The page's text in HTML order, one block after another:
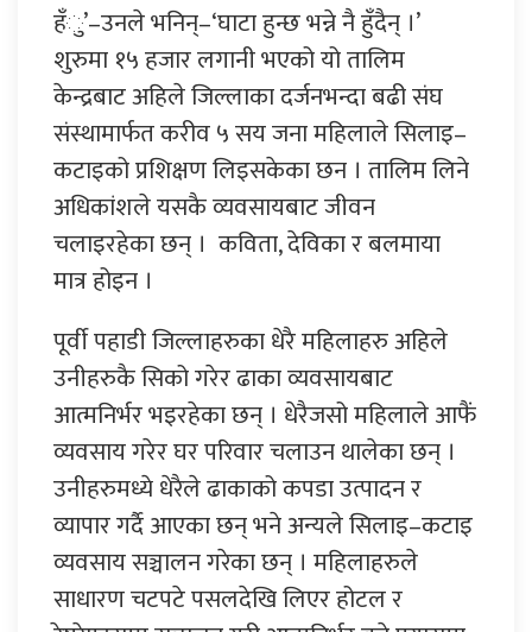
हँु’–उनले भनिन्–‘घाटा हुन्छ भन्ने नै हुँदैन् ।’
शुरुमा १५ हजार लगानी भएको यो तालिम
केन्द्रबाट अहिले जिल्लाका दर्जनभन्दा बढी संघ
संस्थामार्फत करीव ५ सय जना महिलाले सिलाइ–
कटाइको प्रशिक्षण लिइसकेका छन । तालिम लिने
अधिकांशले यसकै व्यवसायबाट जीवन
चलाइरहेका छन् । कविता, देविका र बलमाया
मात्र होइन ।
पूर्वी पहाडी जिल्लाहरुका धेरै महिलाहरु अहिले
उनीहरुकै सिको गरेर ढाका व्यवसायबाट
आत्मनिर्भर भइरहेका छन् । धेरैजसो महिलाले आफैं
व्यवसाय गरेर घर परिवार चलाउन थालेका छन् ।
उनीहरुमध्ये धेरैले ढाकाको कपडा उत्पादन र
व्यापार गर्दै आएका छन् भने अन्यले सिलाइ–कटाइ
व्यवसाय सञ्चालन गरेका छन् । महिलाहरुले
साधारण चटपटे पसलदेखि लिएर होटल र